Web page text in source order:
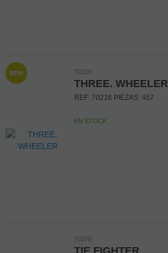
70216
THREE. WHEELER
REF: 70216 PIEZAS: 457
EN STOCK
70270